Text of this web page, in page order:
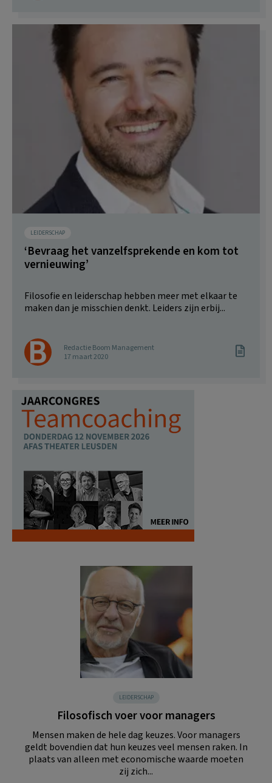
LEIDERSCHAP
‘Bevraag het vanzelfsprekende en kom tot
vernieuwing’
Filosofie en leiderschap hebben meer met elkaar te
maken dan je misschien denkt. Leiders zijn erbij...
Redactie Boom Management
17 maart 2020
LEIDERSCHAP
Filosofisch voer voor managers
Mensen maken de hele dag keuzes. Voor managers
geldt bovendien dat hun keuzes veel mensen raken. In
plaats van alleen met economische waarde moeten
zij zich...